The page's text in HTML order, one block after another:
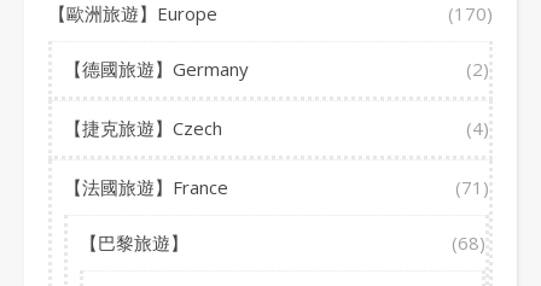
【歐洲旅遊】Europe (170)
【德國旅遊】Germany (2)
【捷克旅遊】Czech (4)
【法國旅遊】France (71)
【巴黎旅遊】 (68)